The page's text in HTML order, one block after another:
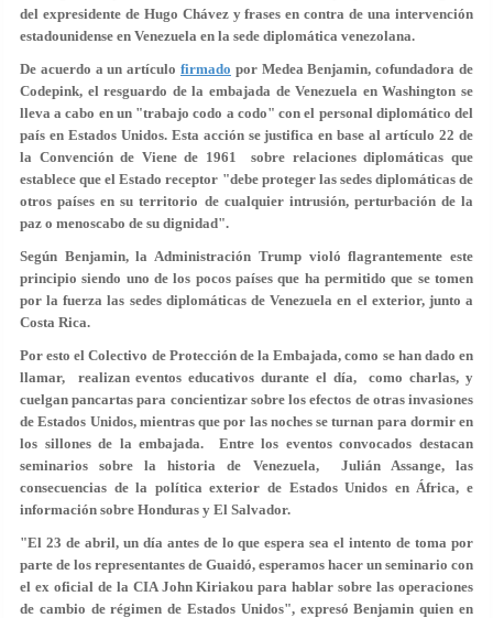
del expresidente de Hugo Chávez y frases en contra de una intervención
estadounidense en Venezuela en la sede diplomática venezolana.
De acuerdo a un artículo firmado por Medea Benjamin, cofundadora de
Codepink, el resguardo de la embajada de Venezuela en Washington se
lleva a cabo en un "trabajo codo a codo" con el personal diplomático del
país en Estados Unidos. Esta acción se justifica en base al artículo 22 de
la Convención de Viene de 1961 sobre relaciones diplomáticas que
establece que el Estado receptor "debe proteger las sedes diplomáticas de
otros países en su territorio de cualquier intrusión, perturbación de la
paz o menoscabo de su dignidad".
Según Benjamin, la Administración Trump violó flagrantemente este
principio siendo uno de los pocos países que ha permitido que se tomen
por la fuerza las sedes diplomáticas de Venezuela en el exterior, junto a
Costa Rica.
Por esto el Colectivo de Protección de la Embajada, como se han dado en
llamar, realizan eventos educativos durante el día, como charlas, y
cuelgan pancartas para concientizar sobre los efectos de otras invasiones
de Estados Unidos, mientras que por las noches se turnan para dormir en
los sillones de la embajada. Entre los eventos convocados destacan
seminarios sobre la historia de Venezuela, Julián Assange, las
consecuencias de la política exterior de Estados Unidos en África, e
información sobre Honduras y El Salvador.
"El 23 de abril, un día antes de lo que espera sea el intento de toma por
parte de los representantes de Guaidó, esperamos hacer un seminario con
el ex oficial de la CIA John Kiriakou para hablar sobre las operaciones
de cambio de régimen de Estados Unidos", expresó Benjamin quien en